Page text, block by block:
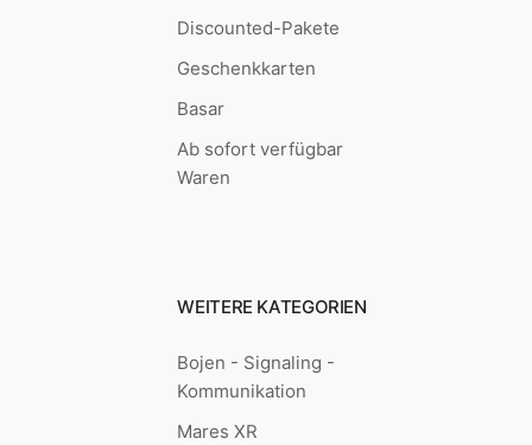
Discounted-Pakete
Geschenkkarten
Basar
Ab sofort verfügbar
Waren
WEITERE KATEGORIEN
Bojen - Signaling -
Kommunikation
Mares XR